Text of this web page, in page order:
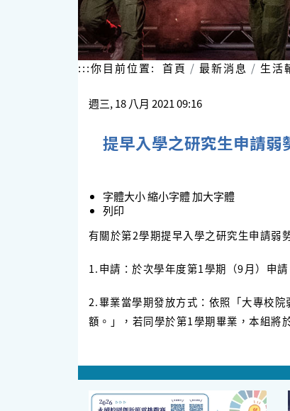
:::你目前位置: 首頁 最新消息 生活
週三, 18 八月 2021 09:16
提早入學之研究生申請弱
字體大小縮小字體加大字體
列印
有關於第2學期提早入學之研究生申請弱
1.申請：於次學年度第1學期（9月）申請
2.畢業當學期發放方式：依照「大專校
額。」，若同學於第1學期畢業，本組將